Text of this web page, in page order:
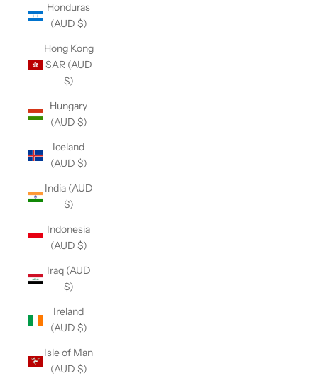
Honduras
(AUD $)
Hong Kong
SAR (AUD
$)
Hungary
(AUD $)
Iceland
(AUD $)
India (AUD
$)
Indonesia
(AUD $)
Iraq (AUD
$)
Ireland
(AUD $)
Isle of Man
(AUD $)